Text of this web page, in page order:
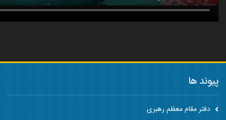
پیوند ها
دفتر مقام معظم رهبری